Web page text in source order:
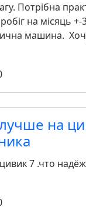
Потрібна
на місяць
машина.
на
7 .что